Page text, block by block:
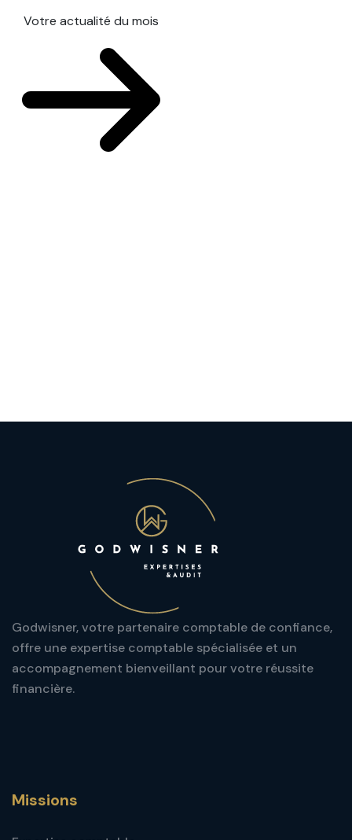
Votre actualité du mois
Godwisner, votre partenaire comptable de confiance,
offre une expertise comptable spécialisée et un
accompagnement bienveillant pour votre réussite
financière.
Missions